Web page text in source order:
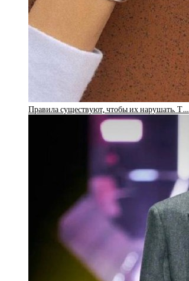
Правила существуют, чтобы их нарушать. Т…